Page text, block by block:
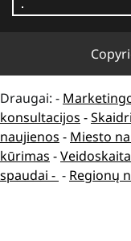
Draugai: -
konsultacijos -
naujienos - Miesto
kūrimas -Veidoskaita
spaudai - - Regionų